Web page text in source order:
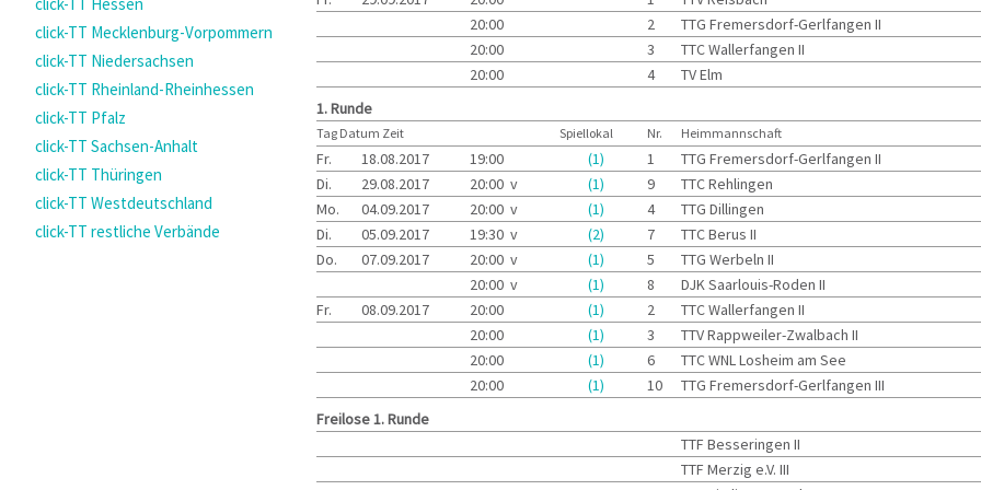
click-TT Mecklenburg-Vorpommern
click-TT Niedersachsen
click-TT Rheinland-Rheinhessen
click-TT Pfalz
click-TT Sachsen-Anhalt
click-TT Thüringen
click-TT Westdeutschland
click-TT restliche Verbände
20:00
2
TTG Fremersdorf-Gerlfangen II
20:00
3
TTC Wallerfangen II
20:00
4
TV Elm
1. Runde
Tag Datum Zeit Spiellokal Nr. Heimmannschaft
Fr. 18.08.2017 19:00 (1) 1
TTG Fremersdorf-Gerlfangen II
Di.
29.08.2017 20:00 v (1) 9
TTC Rehlingen
Mo.
04.09.2017 20:00 v (1) 4
TTG Dillingen
Di.
05.09.2017 19:30 v (2) 7
TTC Berus II
Do.
07.09.2017 20:00 v (1) 5
TTG Werbeln II
20:00 v
(1) 8
DJK Saarlouis-Roden II
Fr.
08.09.2017 20:00 (1) 2
TTC Wallerfangen II
20:00
(1) 3
TTV Rappweiler-Zwalbach II
20:00
(1) 6
TTC WNL Losheim am See
20:00
(1) 10
TTG Fremersdorf-Gerlfangen III
Freilose 1. Runde
TTF Besseringen II
TTF Merzig e.V. III